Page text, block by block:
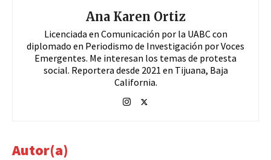
Ana Karen Ortiz
Licenciada en Comunicación por la UABC con
diplomado en Periodismo de Investigación por Voces
Emergentes. Me interesan los temas de protesta
social. Reportera desde 2021 en Tijuana, Baja
California.
Autor(a)